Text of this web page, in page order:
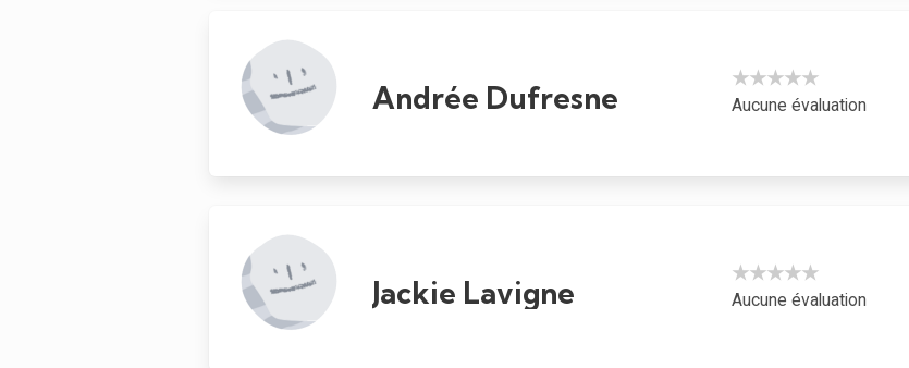
Andrée Dufresne
★★★★★
Aucune évaluation
Jackie Lavigne
★★★★★
Aucune évaluation